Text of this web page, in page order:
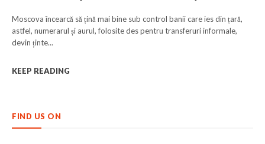
Moscova încearcă să țină mai bine sub control banii care ies din țară,
astfel, numerarul și aurul, folosite des pentru transferuri informale,
devin ținte...
KEEP READING
FIND US ON